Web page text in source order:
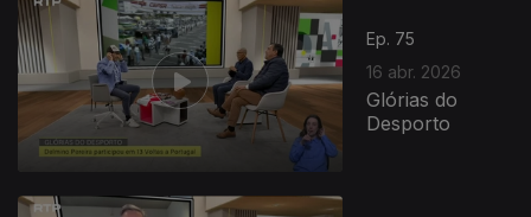
Ep. 75
16 abr. 2026
Glórias do
Desporto